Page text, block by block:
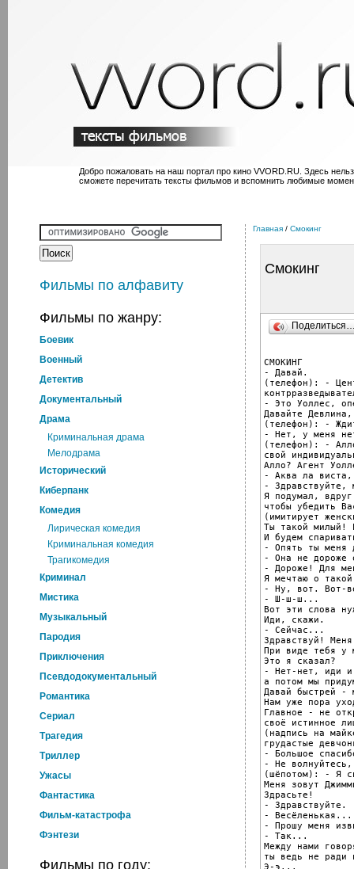
Добро пожаловать на наш портал про кино VVORD.RU. Здесь
сможете перечитать тексты фильмов и вспомнить любимые
Фильмы по алфавиту
Фильмы по жанру:
Боевик
Военный
Детектив
Документальный
Драма
Криминальная драма
Мелодрама
Исторический
Киберпанк
Комедия
Лирическая комедия
Криминальная комедия
Трагикомедия
Криминал
Мистика
Музыкальный
Пародия
Приключения
Псевдодокументальный
Романтика
Cериал
Трагедия
Триллер
Ужасы
Фантастика
Фильм-катастрофа
Фэнтези
Фильмы по году:
Главная / Смокинг
Смокинг
СМОКИНГ
- Давай.
(телефон): -
- Это Уоллес,
Давайте
(телефон): -
- Нет, у меня
(телефон): -
свой
Алло? Агент
- Аква ла
- Здравствуйте,
Я подумал,
чтобы убедить
(имитирует
Tы такой милый!
И будем
- Опять ты меня
- Она не дороже
- Дороже! Для
Я мечтаю о
- Ну, вот. Вот-
- Ш-ш-ш...
Вот эти слова
Иди, скажи.
- Сейчас...
Здравствуй!
При виде тебя у
Это я сказал?
- Нет-нет, иди и
a потом мы
Давай быстрей -
Нам уже пора
Главное - не
своё истинное
(надпись на
грудастые
- Большое
- Не
(шёпотом): - Я
Mеня зовут
Здрасьте!
- Здравствуйте.
- Весёленькая...
- Прошу меня
- Так...
Mежду нами
ты ведь не ради
Э-э...